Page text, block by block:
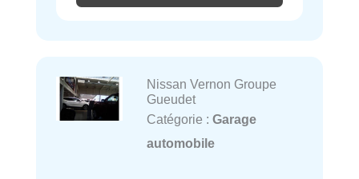
Nissan Vernon Groupe
Gueudet
Catégorie : Garage
automobile